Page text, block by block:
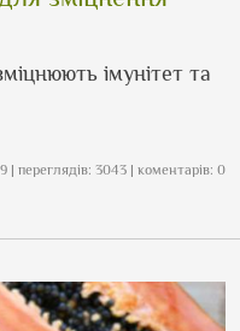
імунітет та
| переглядів: 3043 | коментарів: 0